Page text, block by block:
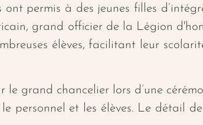
permis à des jeunes filles
grand officier de la Légion
élèves, facilitant leur
grand chancelier lors d’une
personnel et les élèves. Le détail